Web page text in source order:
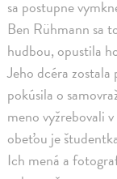
sa postupne
Ben Rühmann sa
hudbou, opustila
Jeho dcéra
pokúsila o
meno vyžrebovali
obeťou je
Ich mená a